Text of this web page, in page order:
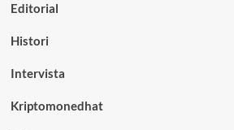
Editorial
Histori
Intervista
Kriptomonedhat